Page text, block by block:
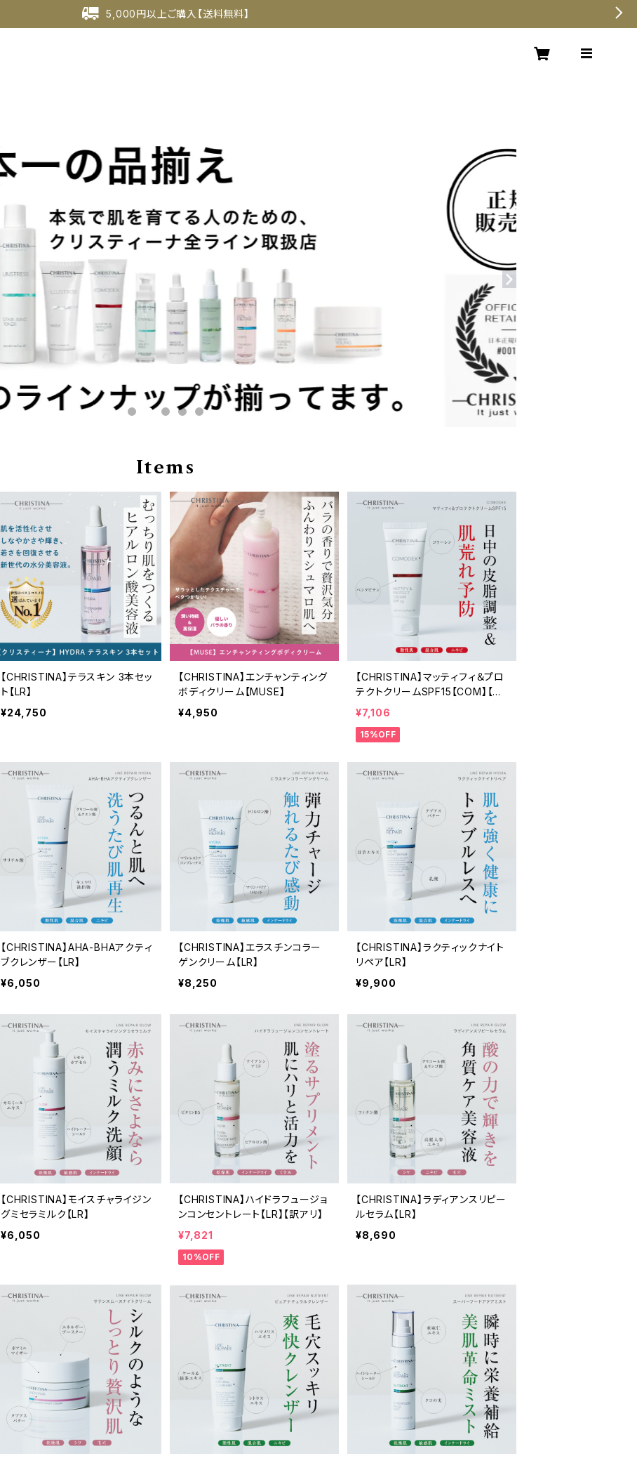
5,000円以上ご購入【送料無料】
Items
【CHRISTINA】テラスキン 3本セッ
ト【LR】
¥24,750
【CHRISTINA】エンチャンティング
ボディクリーム【MUSE】
¥4,950
【CHRISTINA】マッティフィ＆プロ
テクトクリームSPF15【COM】【訳
アリ】
¥7,106
15%OFF
【CHRISTINA】AHA-BHAアクティ
ブクレンザー【LR】
¥6,050
【CHRISTINA】エラスチンコラー
ゲンクリーム【LR】
¥8,250
【CHRISTINA】ラクティックナイト
リペア【LR】
¥9,900
【CHRISTINA】モイスチャライジン
グミセラミルク【LR】
¥6,050
【CHRISTINA】ハイドラフュージョ
ンコンセントレート【LR】【訳アリ】
¥7,821
10%OFF
【CHRISTINA】ラディアンスリピー
ルセラム【LR】
¥8,690